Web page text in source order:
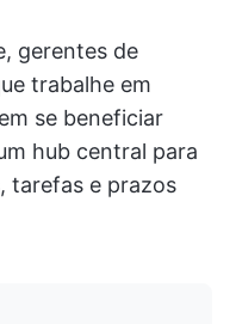
gerentes de
trabalhe em
se beneficiar
hub central para
tarefas e prazos